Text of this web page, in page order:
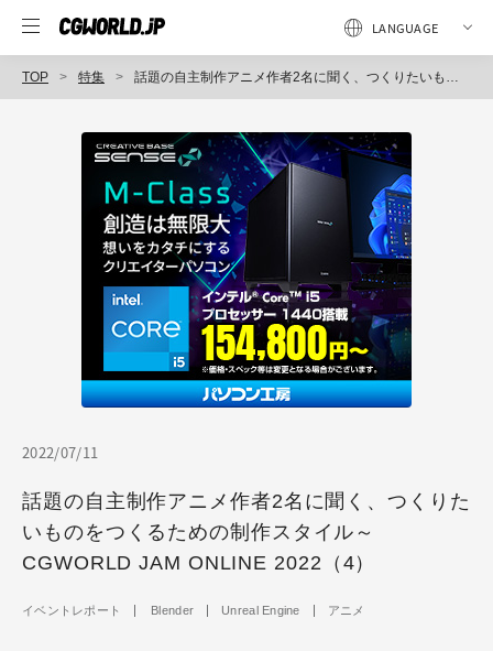
TOP 特集 話題の自主制作アニメ作者2名に聞く、つくりたいものをつくるための制作スタイル～CGWORLD JAM ONLINE 2022（4）
2022/07/11
話題の自主制作アニメ作者2名に聞く、つくりた
いものをつくるための制作スタイル～
CGWORLD JAM ONLINE 2022（4）
イベントレポート Blender Unreal Engine アニメ